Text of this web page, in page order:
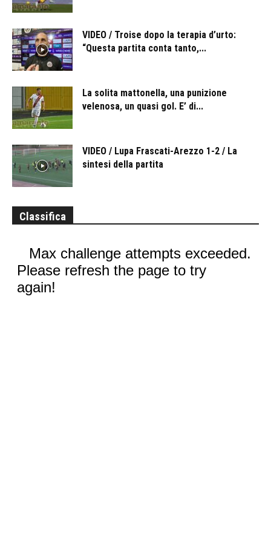
VIDEO / Troise dopo la terapia d’urto:
“Questa partita conta tanto,...
La solita mattonella, una punizione
velenosa, un quasi gol. E’ di...
VIDEO / Lupa Frascati-Arezzo 1-2 / La
sintesi della partita
Classifica